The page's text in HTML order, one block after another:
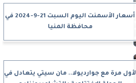
أسعار الأسمنت اليوم السبت 21-9-2024 في
محافظة المنيا
لأول مرة مع جوارديولا.. مان سيتي يتعادل في